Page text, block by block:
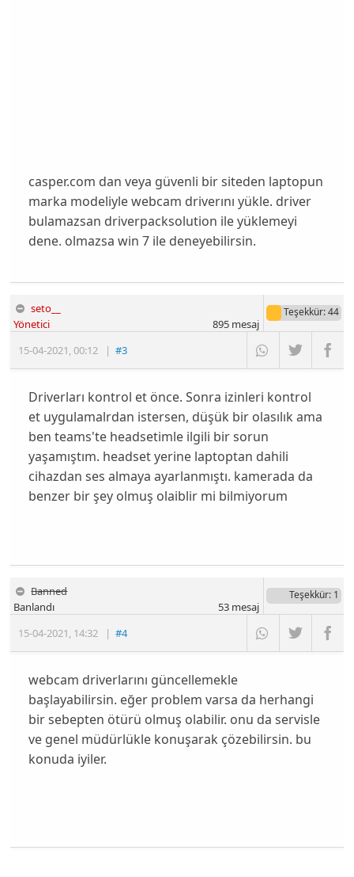
casper.com dan veya güvenli bir siteden laptopun
marka modeliyle webcam driverını yükle. driver
bulamazsan driverpacksolution ile yüklemeyi
dene. olmazsa win 7 ile deneyebilirsin.
seto__
15-04-2021,00:12 |#3
Yönetici
Teşekkür: 44
895mesaj
Driverları kontrol et önce. Sonra izinleri kontrol
et uygulamalrdan istersen, düşük bir olasılık ama
ben teams'te headsetimle ilgili bir sorun
yaşamıştım. headset yerine laptoptan dahili
cihazdan ses almaya ayarlanmıştı. kamerada da
benzer bir şey olmuş olaiblir mi bilmiyorum
Banned
15-04-2021, 14:32 |#4
Banlandı
Teşekkür: 1
53mesaj
webcam driverlarını güncellemekle
başlayabilirsin. eğer problem varsa da herhangi
bir sebepten ötürü olmuş olabilir. onu da servisle
ve genel müdürlükle konuşarak çözebilirsin. bu
konuda iyiler.